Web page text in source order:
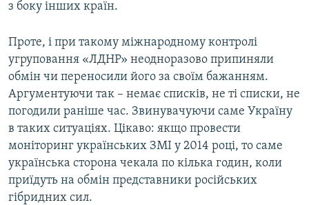
з боку інших країн.
Проте, і при такому міжнародному контролі
угруповання «ЛДНР» неодноразово припиняли
обмін чи переносили його за своїм бажанням.
Аргументуючи так – немає списків, не ті списки, не
погодили раніше час. Звинувачуючи саме Україну
в таких ситуаціях. Цікаво: якщо провести
моніторинг українських ЗМІ у 2014 році, то саме
українська сторона чекала по кілька годин, коли
приїдуть на обмін представники російських
гібридних сил.